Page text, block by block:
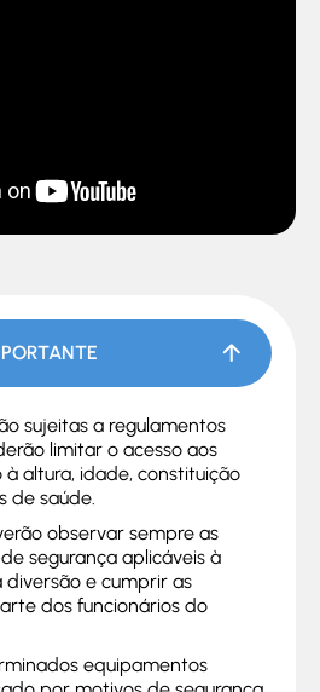
sujeitas a regulamentos
limitar o acesso aos
altura, idade, constituição
de saúde.
observar sempre as
segurança aplicáveis à
e cumprir as
dos funcionários do
equipamentos